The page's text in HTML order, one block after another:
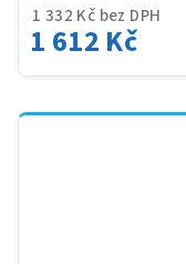
1 332 Kč bez DPH
1 612 Kč